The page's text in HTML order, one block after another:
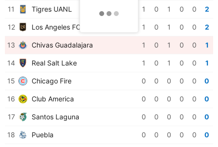
11 Tigres UANL 1 0 1 0 0 2
12 Los Angeles FC 1 0 1 0 0 2
13 Chivas Guadalajara 1 0 1 0 0 1
14 Real Salt Lake 1 0 1 0 0 1
15 Chicago Fire 0 0 0 0 0 0
16 Club America 0 0 0 0 0 0
17 Santos Laguna 0 0 0 0 0 0
18 Puebla 0 0 0 0 0 0